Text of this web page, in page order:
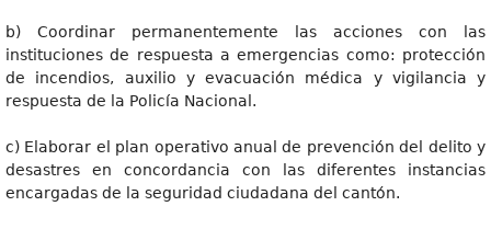
b) Coordinar permanentemente las acciones con las
instituciones de respuesta a emergencias como: protección
de incendios, auxilio y evacuación médica y vigilancia y
respuesta de la Policía Nacional.
c) Elaborar el plan operativo anual de prevención del delito y
desastres en concordancia con las diferentes instancias
encargadas de la seguridad ciudadana del cantón.